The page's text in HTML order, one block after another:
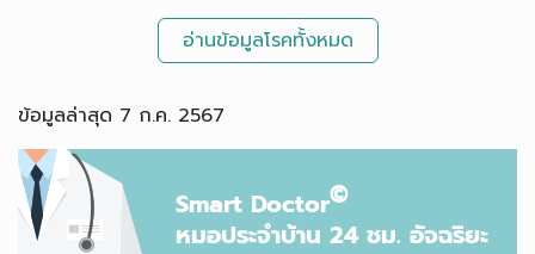
อ่านข้อมูลโรคทั้งหมด
ข้อมูลล่าสุด 7 ก.ค. 2567
Smart Doctor©
หมอประจำบ้าน 24 ชม. อัจฉริยะ